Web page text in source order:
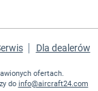
Dla dealerów
ofertach.
do info@aircraft24.com